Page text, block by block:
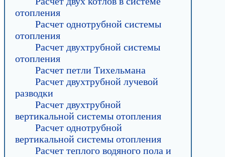
отопления
Расчет однотрубной системы
отопления
Расчет двухтрубной системы
отопления
Расчет петли Тихельмана
Расчет двухтрубной лучевой
разводки
Расчет двухтрубной
вертикальной системы отопления
Расчет однотрубной
вертикальной системы отопления
Расчет теплого водяного пола и